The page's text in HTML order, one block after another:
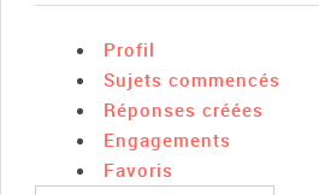
Profil
Sujets commencés
Réponses créées
Engagements
Favoris